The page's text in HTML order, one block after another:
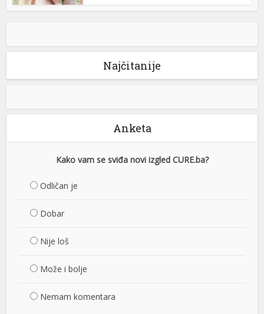
Najčitanije
Anketa
Kako vam se sviđa novi izgled CURE.ba?
Odličan je
Dobar
Nije loš
Može i bolje
Nemam komentara